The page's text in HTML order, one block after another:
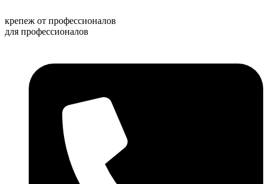
к
содержимому
крепеж от профессионалов
для профессионалов